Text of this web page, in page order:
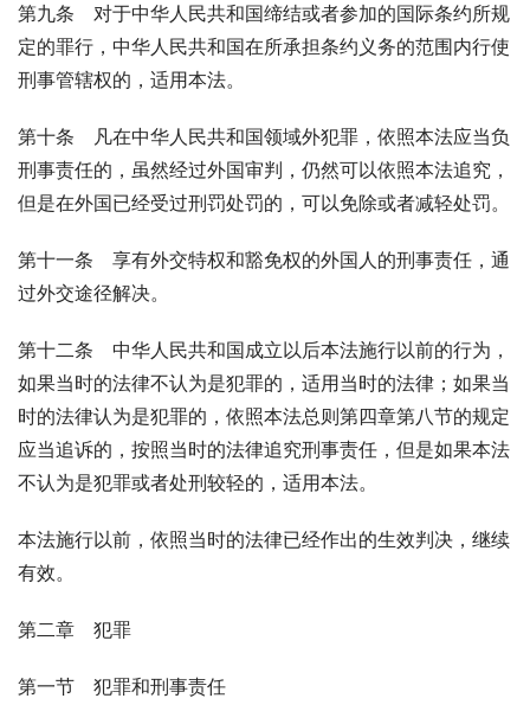
第九条　对于中华人民共和国缔结或者参加的国际条约所规
定的罪行，中华人民共和国在所承担条约义务的范围内行使
刑事管辖权的，适用本法。
第十条　凡在中华人民共和国领域外犯罪，依照本法应当负
刑事责任的，虽然经过外国审判，仍然可以依照本法追究，
但是在外国已经受过刑罚处罚的，可以免除或者减轻处罚。
第十一条　享有外交特权和豁免权的外国人的刑事责任，通
过外交途径解决。
第十二条　中华人民共和国成立以后本法施行以前的行为，
如果当时的法律不认为是犯罪的，适用当时的法律；如果当
时的法律认为是犯罪的，依照本法总则第四章第八节的规定
应当追诉的，按照当时的法律追究刑事责任，但是如果本法
不认为是犯罪或者处刑较轻的，适用本法。
本法施行以前，依照当时的法律已经作出的生效判决，继续
有效。
第二章　犯罪
第一节　犯罪和刑事责任